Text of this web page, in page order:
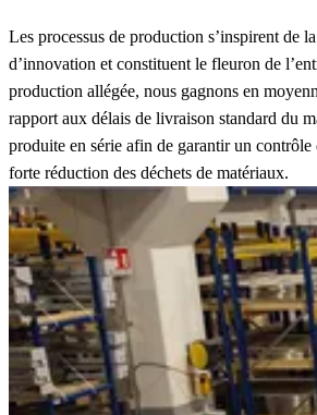
Les processus de production s’inspirent de
d’innovation et constituent le fleuron de
production allégée, nous gagnons en
rapport aux délais de livraison standard du
produite en série afin de garantir un contrôle
forte réduction des déchets de matériaux.